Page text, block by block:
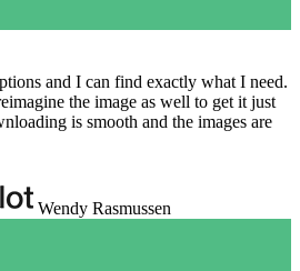
and I can find exactly what I need.
the image as well to get it just
is smooth and the images are
Wendy Rasmussen